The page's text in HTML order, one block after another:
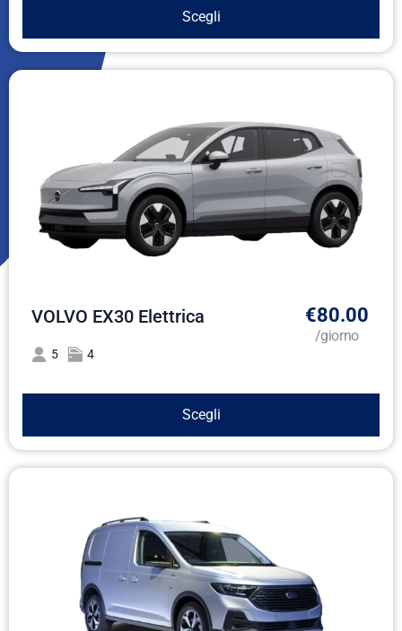
Scegli
VOLVO EX30 Elettrica
5 4
€80.00
/giorno
Scegli